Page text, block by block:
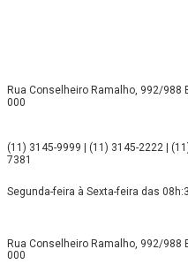
Rua Conselheiro Ramalho, 992/988
000
(11) 3145-9999 | (11) 3145-2222 |
7381
Segunda-feira à Sexta-feira das
Rua Conselheiro Ramalho, 992/988
000